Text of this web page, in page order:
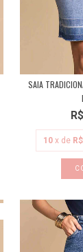
SAIA
10 x de